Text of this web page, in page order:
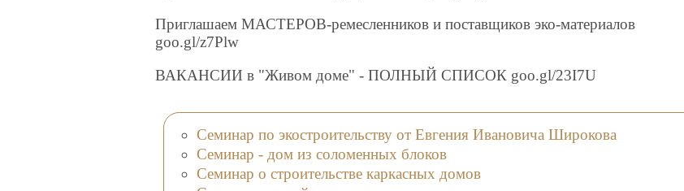
Приглашаем МАСТЕРОВ-ремесленников и поставщиков эко-материалов
goo.gl/z7Plw
ВАКАНСИИ в "Живом доме" - ПОЛНЫЙ СПИСОК goo.gl/23I7U
Семинар по экостроительству от Евгения Ивановича Широкова
Семинар - дом из соломенных блоков
Семинар о строительстве каркасных домов